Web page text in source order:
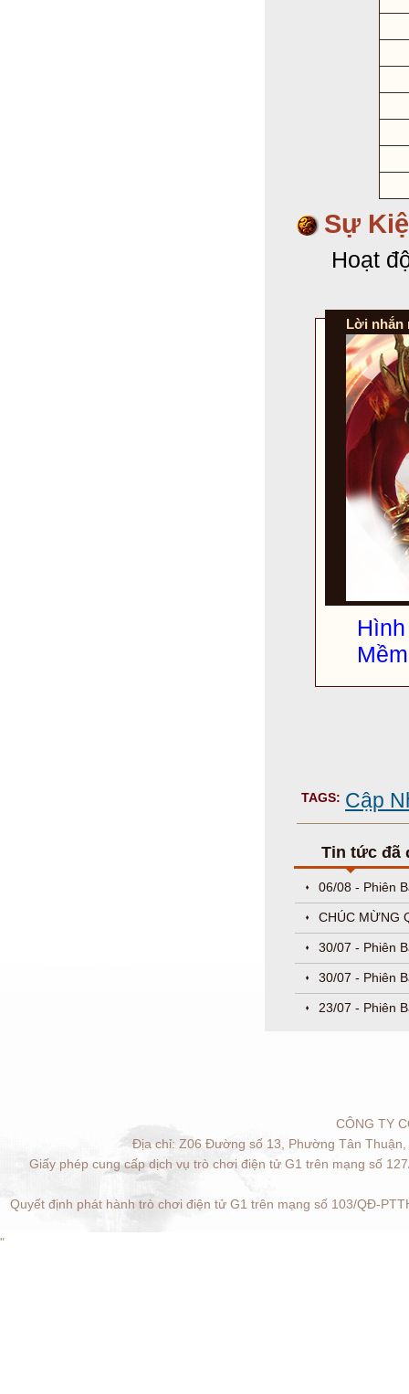
Sự
Hoạt
Lời nhắn
TAGS: Cập
Tin tức đã
06/08 - Phiên
CHÚC MỪNG
30/07 - Phiên
30/07 - Phiên
23/07 - Phiên
CÔNG TY
Địa chỉ: Z06 Đường số 13, Phường Tân
Giấy phép cung cấp dịch vụ trò chơi điện tử G1 trên mạng số
Quyết định phát hành trò chơi điện tử G1 trên mạng số 103/QĐ-
"